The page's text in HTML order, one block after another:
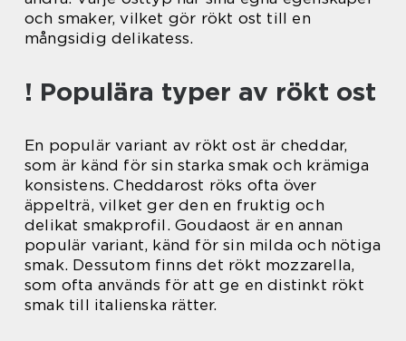
och smaker, vilket gör rökt ost till en
mångsidig delikatess.
! Populära typer av rökt ost
En populär variant av rökt ost är cheddar,
som är känd för sin starka smak och krämiga
konsistens. Cheddarost röks ofta över
äppelträ, vilket ger den en fruktig och
delikat smakprofil. Goudaost är en annan
populär variant, känd för sin milda och nötiga
smak. Dessutom finns det rökt mozzarella,
som ofta används för att ge en distinkt rökt
smak till italienska rätter.